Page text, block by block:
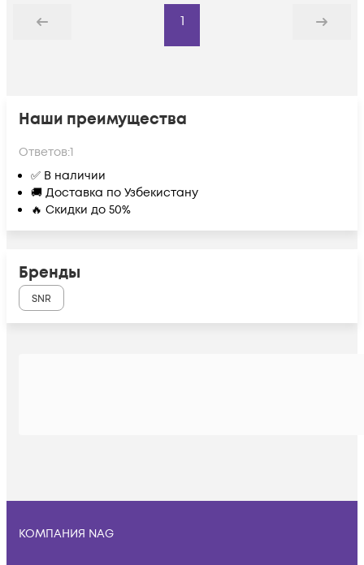
Назад
1
Дальше
Наши преимущества
Ответов:1
✅ В наличии
🚚 Доставка по Узбекистану
🔥 Скидки до 50%
Бренды
SNR
КОМПАНИЯ NAG